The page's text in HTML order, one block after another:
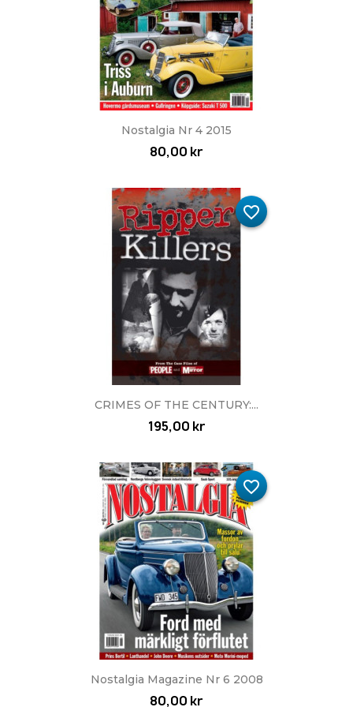
Nostalgia Nr 4 2015
80,00 kr
CRIMES OF THE CENTURY:...
195,00 kr
favorite_border
Nostalgia Magazine Nr 6 2008
80,00 kr
favorite_border